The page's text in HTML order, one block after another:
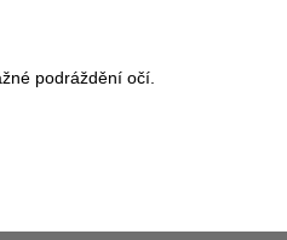
podráždění očí.